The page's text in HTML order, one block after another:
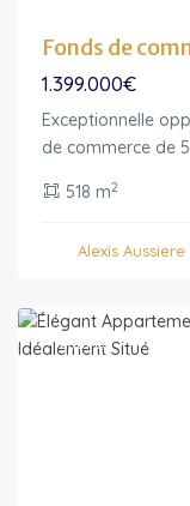
Fonds de
1.399.000€
Exceptionnelle
de commerce de
518 m2
Alexis Aussiere
Ile-
France,
Featured